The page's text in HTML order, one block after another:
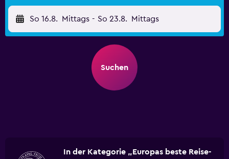
So 16.8. Mittags - So 23.8. Mittags
Suchen
In der Kategorie „Europas beste Reise-